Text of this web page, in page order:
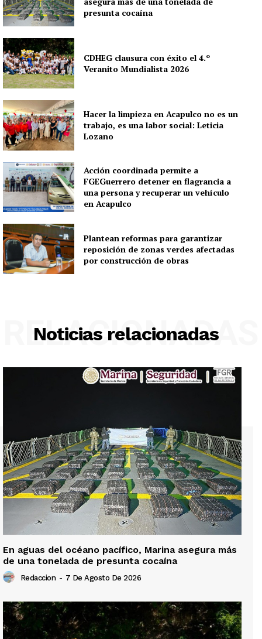
presunta cocaína
CDHEG clausura con éxito el 4.º
Veranito Mundialista 2026
Hacer la limpieza en Acapulco no es un
trabajo, es una labor social: Leticia
Lozano
Acción coordinada permite a
FGEGuerrero detener en flagrancia a
una persona y recuperar un vehículo
en Acapulco
Plantean reformas para garantizar
reposición de zonas verdes afectadas
por construcción de obras
Noticias relacionadas
RELACIONADAS
En aguas del océano pacífico, Marina asegura más
de una tonelada de presunta cocaína
Redaccion - 7 De Agosto De 2026